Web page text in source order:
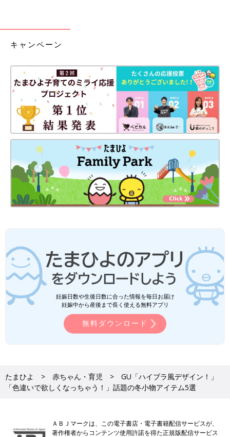
キャンペーン
妊娠日数や生後日数に合った情報を毎日お届け
妊娠中から産後まで長く使える無料アプリ
無料ダウンロード
たまひよ 赤ちゃん・育児
GU「ハイブラ風デザイン！」
「色違いで欲しくなっちゃう！」話題の冬小物アイテム5選
ＡＢＪマークは、この電子書店・電子書籍配信サービスが、
著作権者からコンテンツ使用許諾を得た正規版配信サービス